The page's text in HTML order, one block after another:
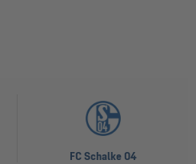
FC Schalke 04